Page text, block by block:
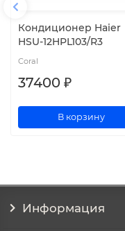
Кондиционер Haier
HSU-12HPL103/R3
Coral
37400 ₽
В корзину
Информация